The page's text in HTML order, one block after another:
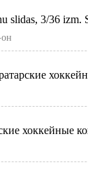
slidas, 3/36 izm.
хоккейные